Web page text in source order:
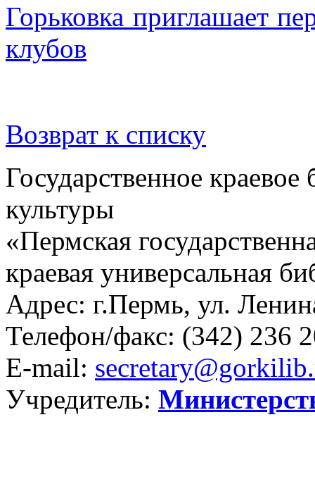
Горьковка приглашает
клубов
Возврат к списку
Государственное
культуры
«Пермская
краевая универсальная
Адрес: г.Пермь, ул.
Телефон/факс: (342) 236
E-mail:
Учредитель: